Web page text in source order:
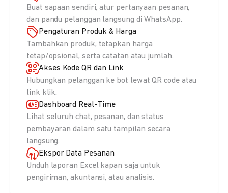
Buat sapaan sendiri, atur pertanyaan pesanan,
dan pandu pelanggan langsung di WhatsApp.
Pengaturan Produk & Harga
Tambahkan produk, tetapkan harga
tetap/opsional, serta catatan atau jumlah.
Akses Kode QR dan Link
Hubungkan pelanggan ke bot lewat QR code atau
link klik.
Dashboard Real-Time
Lihat seluruh chat, pesanan, dan status
pembayaran dalam satu tampilan secara
langsung.
Ekspor Data Pesanan
Unduh laporan Excel kapan saja untuk
pengiriman, akuntansi, atau analisis.